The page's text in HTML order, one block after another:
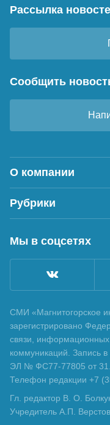
Рассылка
Сообщить
О компании
Рубрики
Мы в соцсетях
СМИ «Магнитогорское
зарегистрировано
связи,
коммуникаций. Запись
ЭЛ № ФС77-77805 от
Телефон редакции +7
Гл. редактор В. О.
Учредитель А.П. Верстов